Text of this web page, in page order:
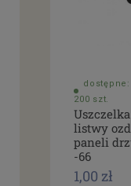
200 szt.
listwy
paneli
-66
1,00 zł